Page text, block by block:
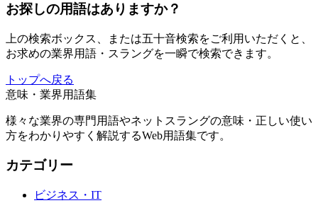
お探しの用語はありますか？
上の検索ボックス、または五十音検索をご利用いただくと、
お求めの業界用語・スラングを一瞬で検索できます。
トップへ戻る
意味・業界用語集
様々な業界の専門用語やネットスラングの意味・正しい使い
方をわかりやすく解説するWeb用語集です。
カテゴリー
ビジネス・IT